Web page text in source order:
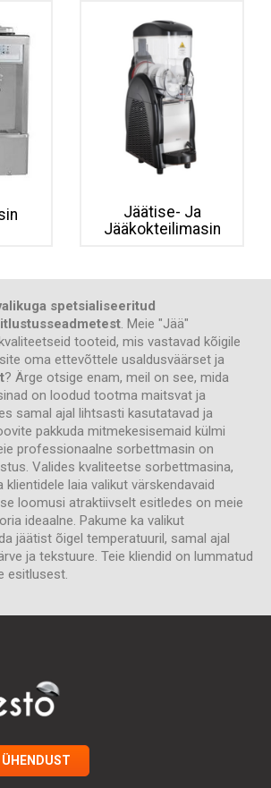
Jäätise- Ja
Jääkokteilimasin
spetsialiseeritud
. Meie "Jää"
tooteid, mis vastavad kõigile
oma ettevõttele usaldusväärset ja
? Ärge otsige enam, meil on see, mida
on loodud tootma maitsvat ja
samal ajal lihtsasti kasutatavad ja
pakkuda mitmekesisemaid külmi
professionaalne sorbettmasin on
Valides kvaliteetse sorbettmasina,
klientidele laia valikut värskendavaid
loomusi atraktiivselt esitledes on meie
ideaalne. Pakume ka valikut
jäätist õigel temperatuuril, samal ajal
ja tekstuure. Teie kliendid on lummatud
esitlusest.